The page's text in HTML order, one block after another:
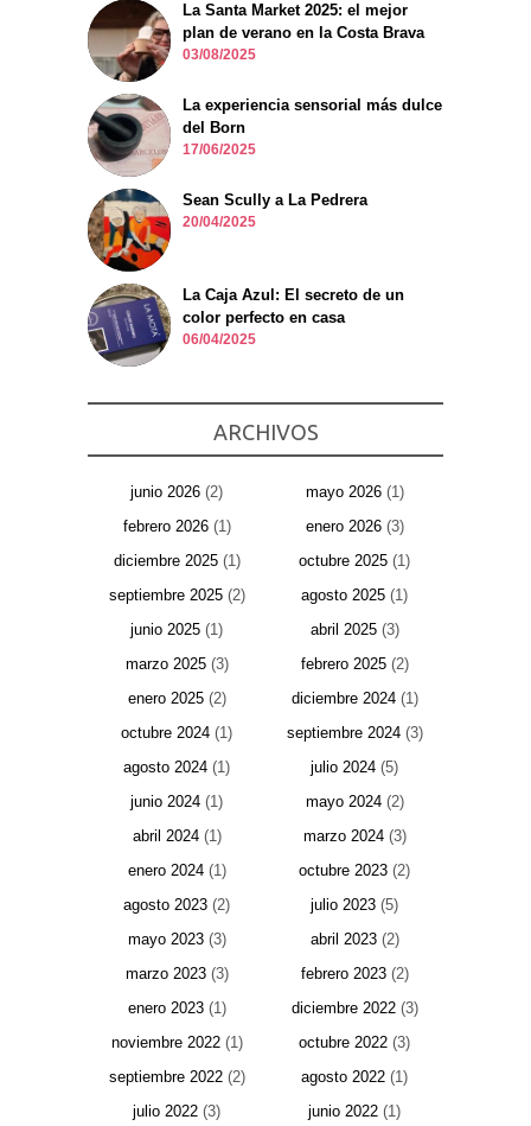
La Santa Market 2025: el mejor
plan de verano en la Costa Brava
03/08/2025
La experiencia sensorial más dulce
del Born
17/06/2025
Sean Scully a La Pedrera
20/04/2025
La Caja Azul: El secreto de un
color perfecto en casa
06/04/2025
ARCHIVOS
junio 2026 (2) mayo 2026(1)
febrero 2026(1) enero 2026(3)
diciembre 2025(1) octubre 2025 (1)
septiembre 2025(2) agosto 2025 (1)
junio 2025 (1) abril 2025(3)
marzo 2025(3) febrero 2025(2)
enero 2025(2) diciembre 2024(1)
octubre 2024 (1) septiembre 2024(3)
agosto 2024 (1) julio 2024 (5)
junio 2024 (1) mayo 2024(2)
abril 2024(1) marzo 2024(3)
enero 2024(1) octubre 2023 (2)
agosto 2023 (2) julio 2023 (5)
mayo 2023(3) abril 2023(2)
marzo 2023(3) febrero 2023(2)
enero 2023(1) diciembre 2022(3)
noviembre 2022(1) octubre 2022 (3)
septiembre 2022(2) agosto 2022 (1)
julio 2022 (3) junio 2022 (1)